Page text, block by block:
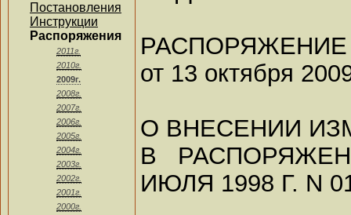
Постановления
Инструкции
Распоряжения
2011г.
2010г.
2009г.
2008г.
2007г.
2006г.
2005г.
2004г.
2003г.
2002г.
2001г.
2000г.
РАСПОРЯЖЕНИЕ
от 13 октября
О ВНЕСЕНИИ
В
ИЮЛЯ 1998 Г. N